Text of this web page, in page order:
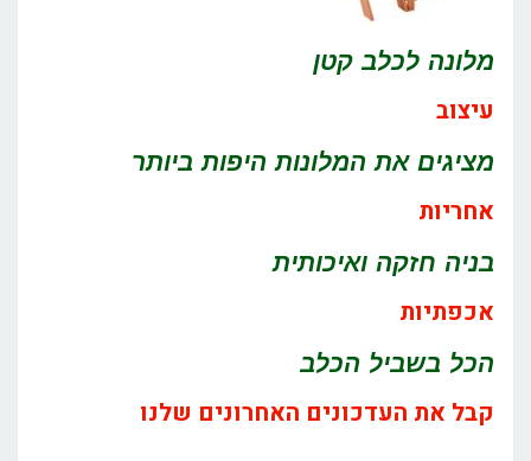
מלונה לכלב קטן
עיצוב
מציגים את המלונות היפות ביותר
אחריות
בניה חזקה ואיכותית
אכפתיות
הכל בשביל הכלב
קבל את העדכונים האחרונים שלנו